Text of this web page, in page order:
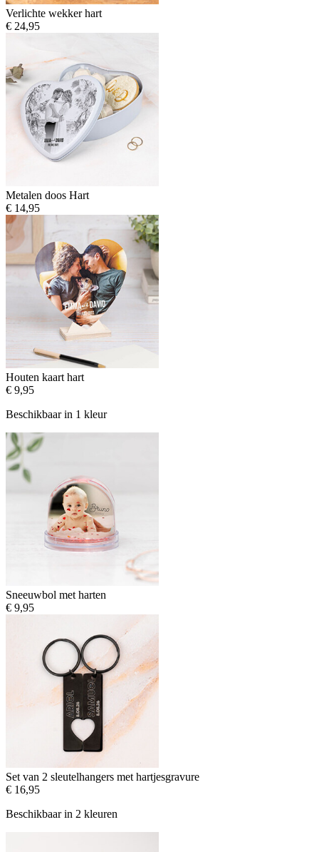
Verlichte wekker hart
€ 24,95
Metalen doos Hart
€ 14,95
Houten kaart hart
€ 9,95
Beschikbaar in 1 kleur
Sneeuwbol met harten
€ 9,95
Set van 2 sleutelhangers met hartjesgravure
€ 16,95
Beschikbaar in 2 kleuren